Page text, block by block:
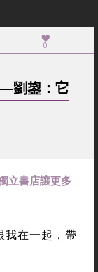
0
劉鋆：它
立書店讓更多
我在一起，帶